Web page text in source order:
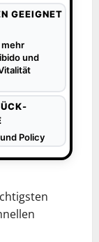
GEEIGNET
mehr
und
Policy